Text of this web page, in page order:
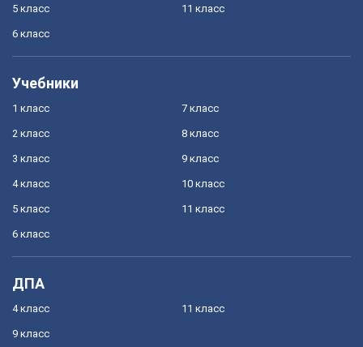
5 класс
6 класс
11 класс
Учебники
1 класс
2 класс
3 класс
4 класс
5 класс
6 класс
7 класс
8 класс
9 класс
10 класс
11 класс
ДПА
4 класс
9 класс
11 класс